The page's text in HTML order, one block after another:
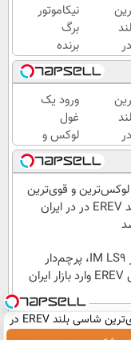
EREV در
نیکاموتور
برگ
برنده
جدیدش
را رو کرد،
IM LS9
رسماً
وارد بازار
ایران شد
EREV در
ورود یک
غول
لوکس و
هوشمند
به ایران،
IM LS9
رسماً
لوکس‌ترین و قوی‌ترین
شاسی بلند EREV در در ایران
رونمایی از IM LS9، پرچم‌دار
فوق‌لوکس EREV وارد بازار ایران
بزرگترین، لوکس‌ترین و قوی‌ترین شاسی بلند EREV در